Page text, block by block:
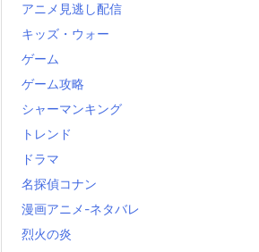
アニメ見逃し配信
キッズ・ウォー
ゲーム
ゲーム攻略
シャーマンキング
トレンド
ドラマ
名探偵コナン
漫画アニメ-ネタバレ
烈火の炎